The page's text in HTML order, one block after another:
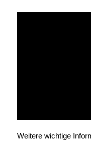
Weitere wichtige